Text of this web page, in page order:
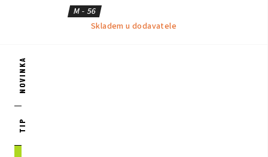
M - 56
Skladem u dodavatele
NOVINKA
TIP